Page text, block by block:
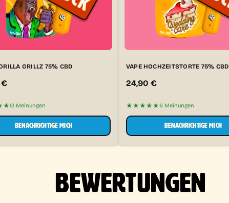
GRILLZ 75% CBD
€
13 Meinungen
BENACHRICHTIGE MICH
VAPE HOCHZEITSTORTE 75% CBD
24,90 €
★★★★★6 Meinungen
BENACHRICHTIGE MICH
BEWERTUNGEN